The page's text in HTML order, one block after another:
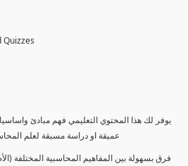
Quizzes
يوفر لك هذا المحتوي التعليمي فهم مبادئ
عميقة او دراسة مسبقة لعلم
فرق بسهولة بين المفاهيم المحاسبية المختلفة